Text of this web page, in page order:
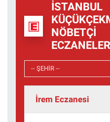
İSTANBUL
NÖBETÇI
ECZANELER
İrem Eczanesi